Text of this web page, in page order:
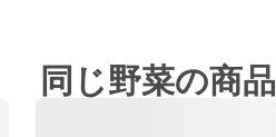
同じ野菜の商品